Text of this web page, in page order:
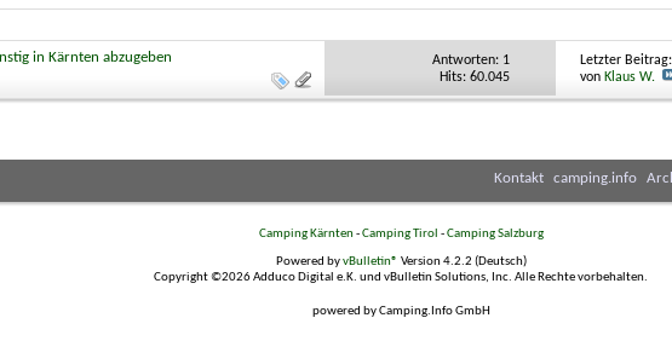
in Kärnten abzugeben Antworten: 1
Hits: 60.045
Letzter
vonKlaus W.
Kontakt camping.info
Camping Kärnten-Camping Tirol -Camping Salzburg
Powered byvBulletin® Version 4.2.2 (Deutsch)
Copyright ©2026 Adduco Digital e.K. und vBulletin Solutions, Inc. Alle Rechte vorbehalten.
powered by Camping.Info GmbH